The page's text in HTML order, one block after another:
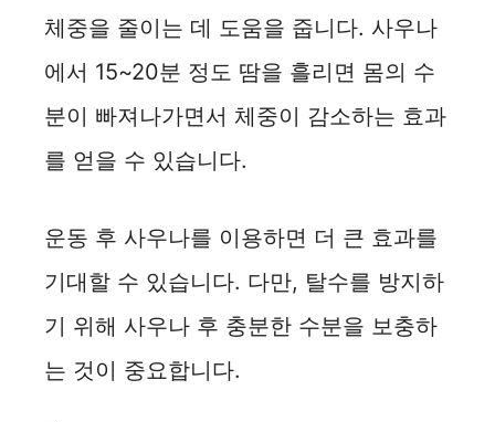
체중을 줄이는 데 도움을 줍니다. 사우나
에서 15~20분 정도 땀을 흘리면 몸의 수
분이 빠져나가면서 체중이 감소하는 효과
를 얻을 수 있습니다.
운동 후 사우나를 이용하면 더 큰 효과를
기대할 수 있습니다. 다만, 탈수를 방지하
기 위해 사우나 후 충분한 수분을 보충하
는 것이 중요합니다.